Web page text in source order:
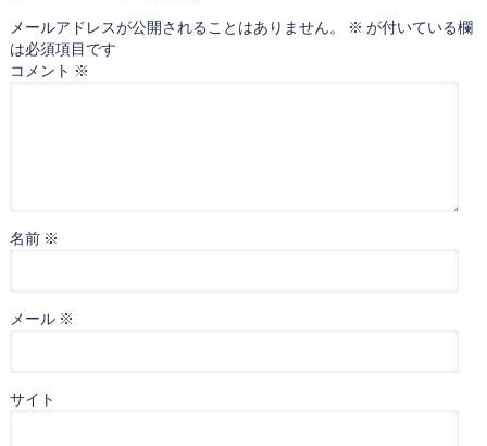
メールアドレスが公開されることはありません。 ※ が付いている欄
は必須項目です
コメント ※
名前 ※
メール ※
サイト